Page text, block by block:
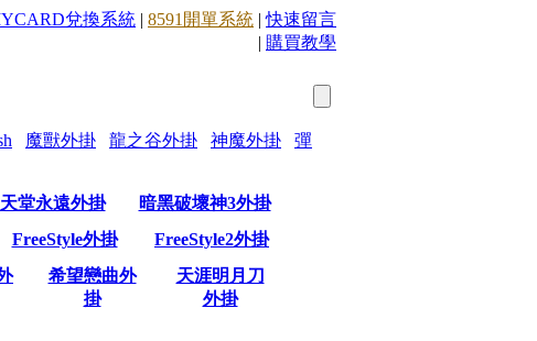
兌換系統 | 8591開單系統 |快速留言
| 購買教學
魔獸外掛 龍之谷外掛 神魔外掛
彈
天堂永遠外掛
暗黑破壞神3外掛
FreeStyle外掛
FreeStyle2外掛
希望戀曲外
掛
天涯明月刀
外掛